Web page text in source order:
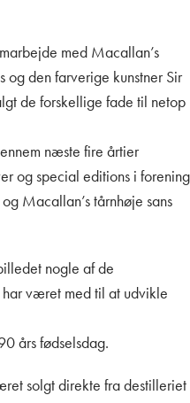
med Macallan’s
og den farverige kunstner Sir
de forskellige fade til netop
næste fire årtier
og special editions i forening
Macallan’s tårnhøje sans
nogle af de
været med til at udvikle
års fødselsdag.
solgt direkte fra destilleriet